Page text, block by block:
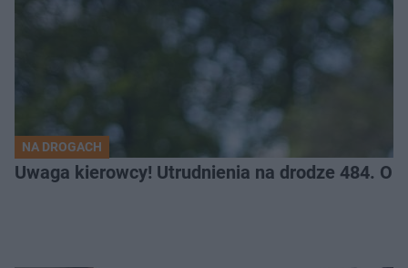
NA DROGACH
Uwaga kierowcy! Utrudnienia na drodze 484.